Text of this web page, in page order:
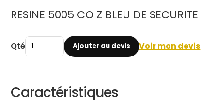
RESINE 5005 CO Z BLEU DE SECURITE
Qté Ajouter au devis Voir mon devis
Caractéristiques